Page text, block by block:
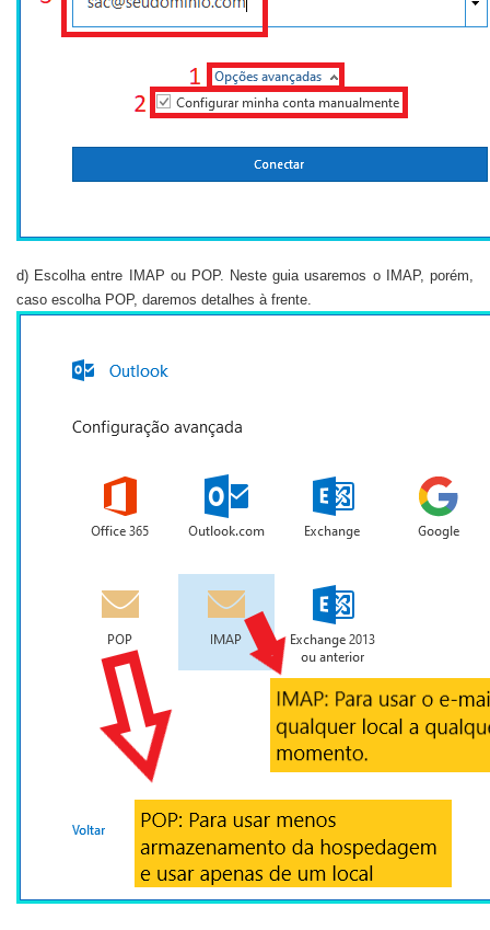
d) Escolha entre IMAP ou POP. Neste guia usaremos o IMAP, porém,
caso escolha POP, daremos detalhes à frente.